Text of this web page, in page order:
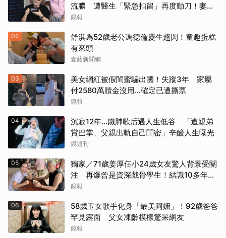
流膿 遭醫生「緊急扣留」再度動刀！妻心
力交瘁曝現況
鏡報
02
舒淇為52歲老公馮德倫慶生超閃！童趣蛋糕
有來頭
壹蘋新聞網
03
美女網紅被假閨蜜騙出國！失蹤3年 家屬
付2580萬贖金沒用…確定已遭撕票
鏡報
04
沉寂12年…鐵肺歌后遇人生低谷 「遭親弟
賞巴掌、父親出軌自己閨密」辛酸人生曝光
鏡週刊
05
獨家／71歲姜厚任小24歲女友驚人背景受關
注 再爆曾是資深戲骨學生！結識10多年私
下為人曝光
鏡報
06
58歲玉女歌手化身「最美阿嬤」！92歲爸爸
罕見露面 父女凍齡模樣驚呆網友
鏡報